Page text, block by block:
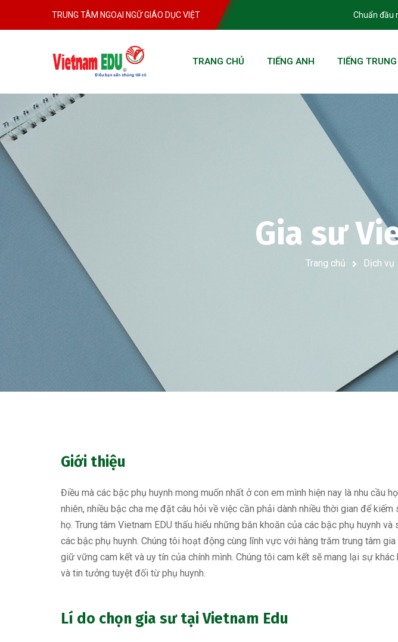
TRUNG TÂM NGOẠI NGỮ GIÁO DỤC VIỆT Chuẩn đầu
TRANG CHỦ TIẾNG ANH TIẾNG TRUNG
Gia sư
Trang chủ Dịch vụ
Giới thiệu
Điều mà các bậc phụ huynh mong muốn nhất ở con em mình hiện nay là nhu cầu
nhiên, nhiều bậc cha mẹ đặt câu hỏi về việc cần phải dành nhiều thời gian để
họ. Trung tâm Vietnam EDU thấu hiểu những băn khoăn của các bậc phụ huynh
các bậc phụ huynh. Chúng tôi hoạt động cùng lĩnh vực với hàng trăm trung tâm
giữ vững cam kết và uy tín của chính mình. Chúng tôi cam kết sẽ mang lại sự
và tin tưởng tuyệt đối từ phụ huynh.
Lí do chọn gia sư tại Vietnam Edu